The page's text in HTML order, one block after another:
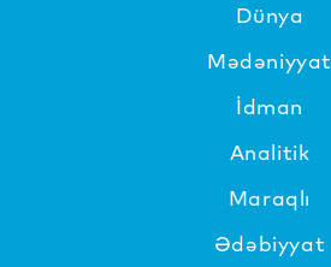
Dünya
Mədəniyyat
İdman
Analitik
Maraqlı
Ədəbiyyat